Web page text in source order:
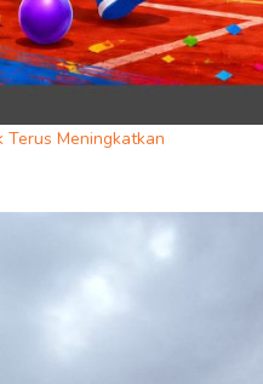
Terus Meningkatkan